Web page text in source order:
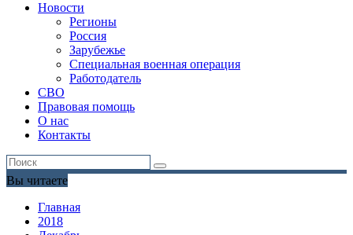
Новости
Регионы
Россия
Зарубежье
Специальная военная операция
Работодатель
СВО
Правовая помощь
О нас
Контакты
Вы читаете
Главная
2018